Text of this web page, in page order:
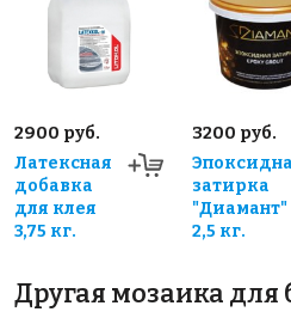
2900 руб.
Латексная
добавка
для клея
3,75 кг.
3200 руб.
затирка
"Диамант"
2,5 кг.
Другая мозаика для